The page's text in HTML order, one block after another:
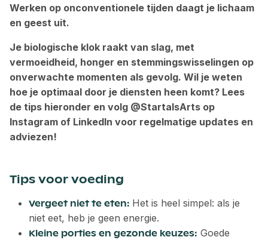
Werken op onconventionele tijden daagt je lichaam
en geest uit.
Je biologische klok raakt van slag, met
vermoeidheid, honger en stemmingswisselingen op
onverwachte momenten als gevolg. Wil je weten
hoe je optimaal door je diensten heen komt? Lees
de tips hieronder en volg @StartalsArts op
Instagram of LinkedIn voor regelmatige updates en
adviezen!
Tips voor voeding
Vergeet niet te eten: Het is heel simpel: als je
niet eet, heb je geen energie.
Kleine porties en gezonde keuzes: Goede